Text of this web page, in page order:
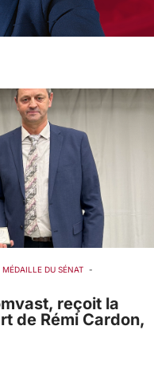
MÉDAILLE DU SÉNAT -
reçoit la
de Rémi Cardon,